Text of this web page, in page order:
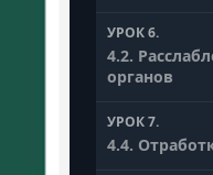
УРОК 6.
4.2.
органов
УРОК 7.
4.4.